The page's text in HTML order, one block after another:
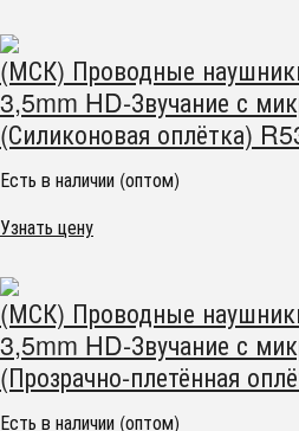
(МСК) Проводные
3,5mm HD-Звучание с
(Силиконовая оплётка)
Есть в наличии (оптом)
Узнать цену
(МСК) Проводные
3,5mm HD-Звучание с
(Прозрачно-плетённая
Есть в наличии (оптом)